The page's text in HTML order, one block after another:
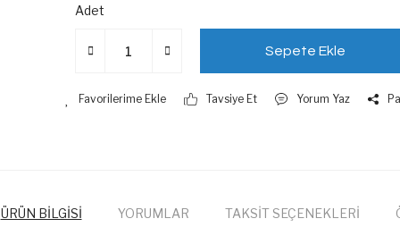
Adet
Sepete Ekle
Tavsiye Et Yorum Yaz
ÜRÜN BİLGİSİ YORUMLAR TAKSİT SEÇENEKLERİ